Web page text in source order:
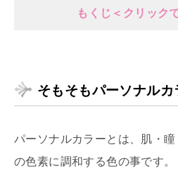
もくじ＜クリック
そもそもパーソナルカ
パーソナルカラーとは、肌・
の色素に調和する色の事です。